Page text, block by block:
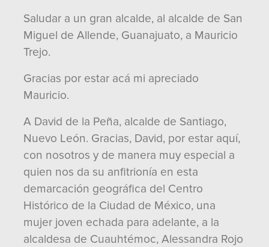
Saludar a un gran alcalde, al alcalde de San
Miguel de Allende, Guanajuato, a Mauricio
Trejo.
Gracias por estar acá mi apreciado
Mauricio.
A David de la Peña, alcalde de Santiago,
Nuevo León. Gracias, David, por estar aquí,
con nosotros y de manera muy especial a
quien nos da su anfitrionía en esta
demarcación geográfica del Centro
Histórico de la Ciudad de México, una
mujer joven echada para adelante, a la
alcaldesa de Cuauhtémoc, Alessandra Rojo